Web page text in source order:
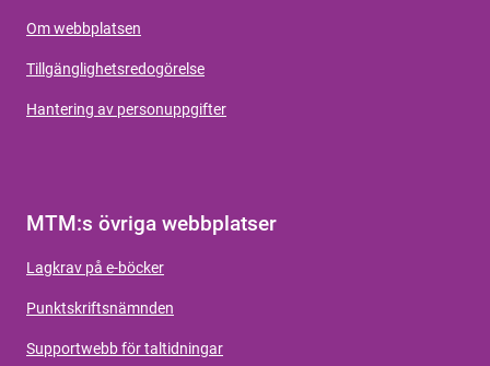
Om webbplatsen
Tillgänglighetsredogörelse
Hantering av personuppgifter
MTM:s övriga webbplatser
Lagkrav på e-böcker
Punktskriftsnämnden
Supportwebb för taltidningar